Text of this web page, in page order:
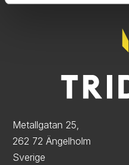
Metallgatan 25,
262 72 Ängelholm
Sverige